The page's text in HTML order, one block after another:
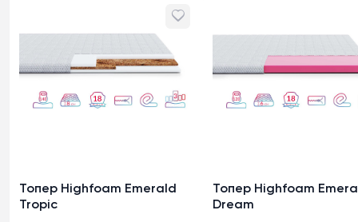
Топер Highfoam Emerald
Tropic
Топер Highfoam
Dream